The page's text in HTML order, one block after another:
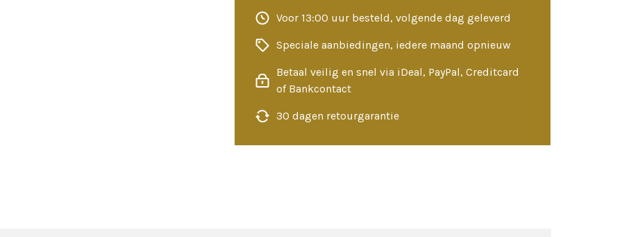
Voor 13:00 uur besteld, volgende dag geleverd
Speciale aanbiedingen, iedere maand opnieuw
Betaal veilig en snel via iDeal, PayPal, Creditcard
of Bankcontact
30 dagen retourgarantie